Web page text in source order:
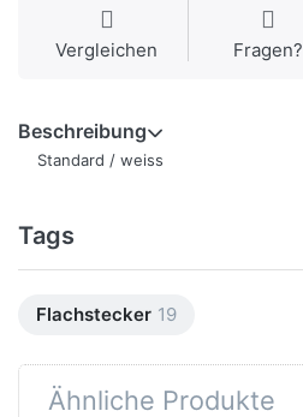
Vergleichen Fragen?
Beschreibung
Standard / weiss
Tags
Flachstecker 19
Ähnliche Produkte